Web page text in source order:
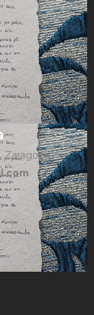
Zaragoza